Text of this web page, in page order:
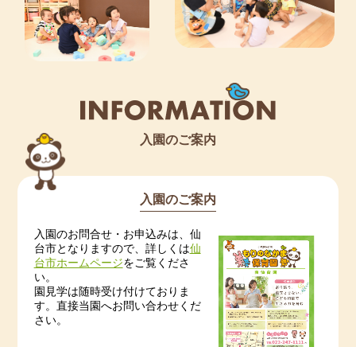
入園のご案内
入園のご案内
入園のお問合せ・お申込みは、仙
台市となりますので、詳しくは仙
台市ホームページをご覧くださ
い。
園見学は随時受け付けておりま
す。直接当園へお問い合わせくだ
さい。